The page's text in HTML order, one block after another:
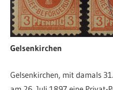
Gelsenkirchen
Gelsenkirchen, mit damals